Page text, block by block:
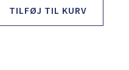
TILFØJ TIL KURV